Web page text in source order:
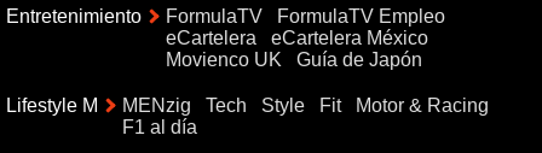
Entretenimiento FormulaTV
FormulaTV Empleo
eCartelera
eCartelera México
Movienco UK
Guía de Japón
Lifestyle M MENzig Tech Style Fit
Motor & Racing
F1 al día